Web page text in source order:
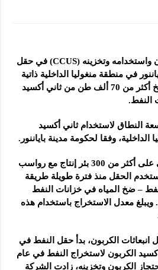
قام مشروع احتجاز الكربون واستخدامه وتخزينه (CCUS) في حقل
في منطقة منغوليا الداخلية ذاتية
الحكم بشمالي الصين، بضخ أكثر من 70 ألف طن من ثاني أكسيد
النطاق لاستخدام ثاني أكسيد
الداخلية، وفقا لحكومة مدينة باياننور.
ويحتوي حقل بايان النفطي على أكثر من 300 بئر إنتاج مع رواسب
الحقل منذ فترة طويلة طريقة
– ضخ المياه في خزانات النفط
ويبلغ معدل الاستخراج باستخدام هذه
انبعاثات الكربون، بدأ حقل النفط في
الكربون لاستخراج النفط في عام
الكربون وتخزينه، زادت الشركة